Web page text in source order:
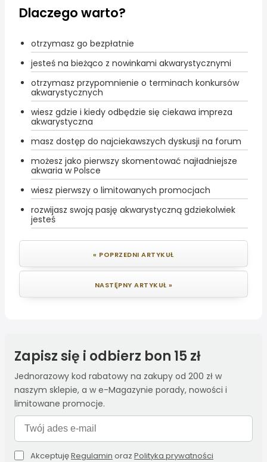
Dlaczego warto?
otrzymasz go bezpłatnie
jesteś na bieżąco z nowinkami akwarystycznymi
otrzymasz przypomnienie o terminach konkursów
akwarystycznych
wiesz gdzie i kiedy odbędzie się ciekawa impreza
akwarystyczna
masz dostęp do najciekawszych dyskusji na forum
możesz jako pierwszy skomentować najładniejsze
akwaria w Polsce
wiesz pierwszy o limitowanych promocjach
rozwijasz swoją pasję akwarystyczną gdziekolwiek
jesteś
« POPRZEDNI ARTYKUŁ
NASTĘPNY ARTYKUŁ »
Zapisz się i odbierz bon 15 zł
Jednorazowy kod rabatowy na zakupy od 200 zł w
naszym sklepie, a w e-Magazynie porady, nowości i
limitowane promocje.
AkceptujęRegulamin oraz Polityka prywatności